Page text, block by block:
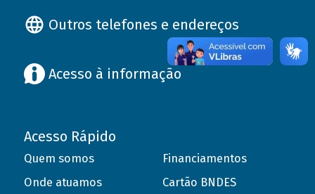
Outros telefones e endereços
Acesso à informação
Acesso Rápido
Quem somos
Onde atuamos
Financiamentos
Cartão BNDES